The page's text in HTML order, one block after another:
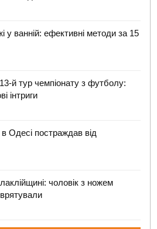
у ванній: ефективні методи за 15
й тур чемпіонату з футболу:
інтриги
Одесі постраждав від
чоловік з ножем